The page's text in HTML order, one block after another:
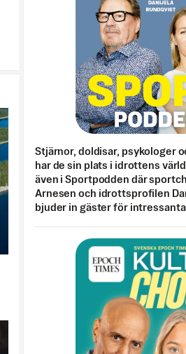
Stjärnor, doldisar, psykologer
har de sin plats i idrottens
även i Sportpodden där
Arnesen och idrottsprofilen
bjuder in gäster för